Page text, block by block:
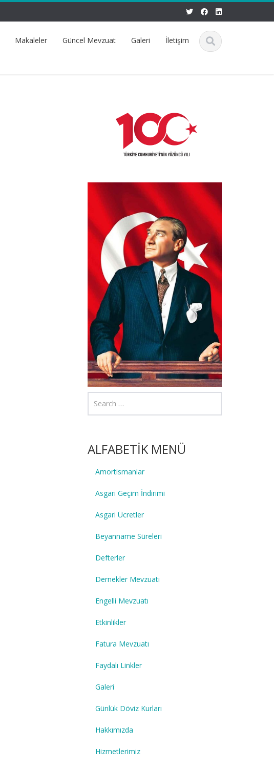
Makaleler Güncel Mevzuat Galeri İletişim
ALFABETİK MENÜ
Amortismanlar
Asgari Geçim İndirimi
Asgari Ücretler
Beyanname Süreleri
Defterler
Dernekler Mevzuatı
Engelli Mevzuatı
Etkinlikler
Fatura Mevzuatı
Faydalı Linkler
Galeri
Günlük Döviz Kurları
Hakkımızda
Hizmetlerimiz